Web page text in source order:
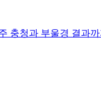
충청과 부울경 결과